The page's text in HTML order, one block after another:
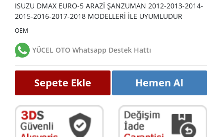
ISUZU DMAX EURO-5 ARAZİ ŞANZUMAN 2012-2013-2014-
2015-2016-2017-2018 MODELLERİ İLE UYUMLUDUR
OEM
YÜCEL OTO Whatsapp Destek Hattı
Sepete Ekle Hemen Al